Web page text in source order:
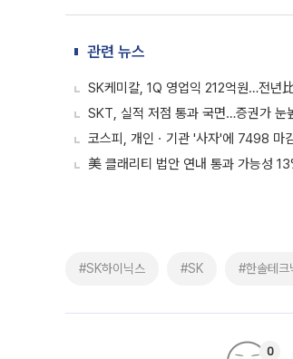
관련 뉴스
SK케미칼, 1Q 영업익 212억원…전
SKT, 실적 저점 통과 국면…증권가 눈
코스피, 개인ㆍ기관 '사자'에 7498 마
美 클래리티 법안 연내 통과 가능성
#SK하이닉스 #SK #한솔테크
0